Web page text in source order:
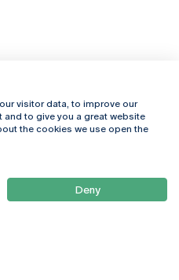
Campus Online
Webmail
Como Chegar
Newsletter
visitor data, to improve our
to give you a great website
the cookies we use open the
Deny